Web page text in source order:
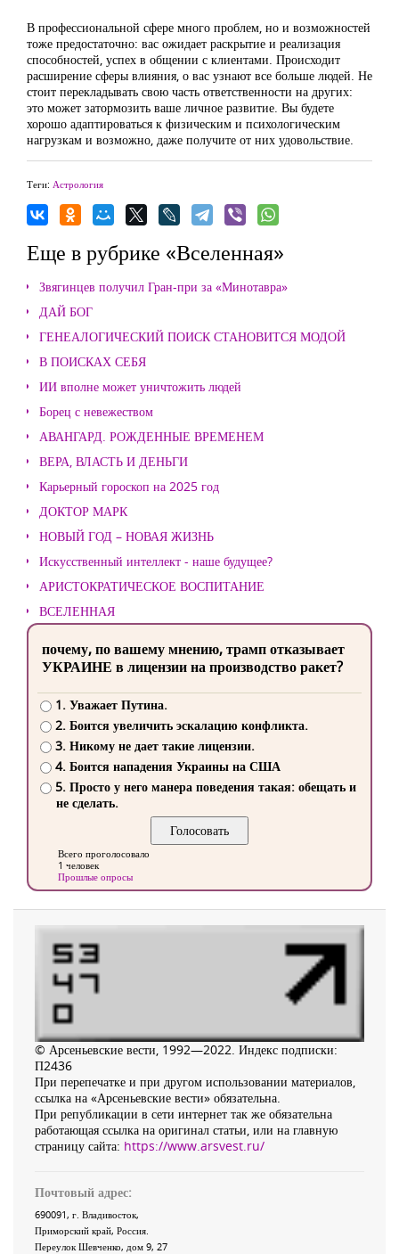
В профессиональной сфере много проблем, но и возможностей
тоже предостаточно: вас ожидает раскрытие и реализация
способностей, успех в общении с клиентами. Происходит
расширение сферы влияния, о вас узнают все больше людей. Не
стоит перекладывать свою часть ответственности на других:
это может затормозить ваше личное развитие. Вы будете
хорошо адаптироваться к физическим и психологическим
нагрузкам и возможно, даже получите от них удовольствие.
Теги: Астрология
Еще в рубрике «Вселенная»
Звягинцев получил Гран-при за «Минотавра»
ДАЙ БОГ
ГЕНЕАЛОГИЧЕСКИЙ ПОИСК СТАНОВИТСЯ МОДОЙ
В ПОИСКАХ СЕБЯ
ИИ вполне может уничтожить людей
Борец с невежеством
АВАНГАРД. РОЖДЕННЫЕ ВРЕМЕНЕМ
ВЕРА, ВЛАСТЬ И ДЕНЬГИ
Карьерный гороскоп на 2025 год
ДОКТОР МАРК
НОВЫЙ ГОД – НОВАЯ ЖИЗНЬ
Искусственный интеллект - наше будущее?
АРИСТОКРАТИЧЕСКОЕ ВОСПИТАНИЕ
ВСЕЛЕННАЯ
почему, по вашему мнению, трамп отказывает
УКРАИНЕ в лицензии на производство ракет?
1. Уважает Путина.
2. Боится увеличить эскалацию конфликта.
3. Никому не дает такие лицензии.
4. Боится нападения Украины на США
5. Просто у него манера поведения такая: обещать и
не сделать.
Всего проголосовало
1 человек
Прошлые опросы
© Арсеньевские вести, 1992—2022. Индекс подписки:
П2436
При перепечатке и при другом использовании материалов,
ссылка на «Арсеньевские вести» обязательна.
При републикации в сети интернет так же обязательна
работающая ссылка на оригинал статьи, или на главную
страницу сайта: https://www.arsvest.ru/
Почтовый адрес:
690091, г. Владивосток,
Приморский край, Россия
Переулок Шевченко, дом 9, 27